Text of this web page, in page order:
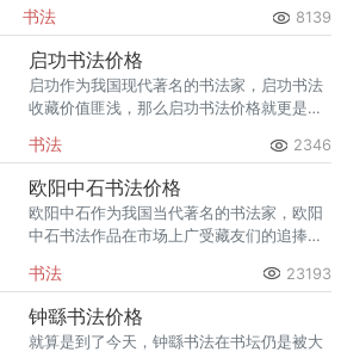
而如今，更多的人选购紫气东来书法作品是
为了装饰空间的。
书法 8139
启功书法价格
启功作为我国现代著名的书法家，启功书法
收藏价值匪浅，那么启功书法价格就更是居
数，可想而知启功书法价值有多大。
书法 2346
欧阳中石书法价格
欧阳中石作为我国当代著名的书法家，欧阳
中石书法作品在市场上广受藏友们的追捧，
网的小编就来给各位详细介绍欧阳中石书法
价格。
书法 23193
钟繇书法价格
就算是到了今天，钟繇书法在书坛仍是被大